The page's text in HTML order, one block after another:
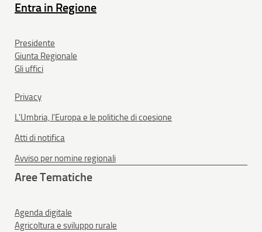
Entra in Regione
Presidente
Giunta Regionale
Gli uffici
Privacy
L'Umbria, l'Europa e le politiche di coesione
Atti di notifica
Avviso per nomine regionali
Aree Tematiche
Agenda digitale
Agricoltura e sviluppo rurale